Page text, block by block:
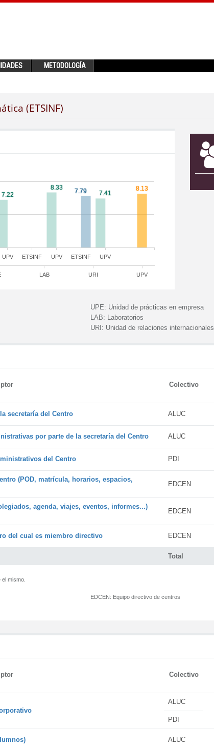
METODOLOGÍA
(ETSINF)
ETSINF ETSINF
UPV UPV UPV
LAB URI UPV
UPE: Unidad de prácticas en empresa
LAB: Laboratorios
URI: Unidad de relaciones internacionales
Colectivo
Total
secretaría del Centro ALUC
por parte de la secretaría del Centro ALUC
del Centro PDI
(POD, matrícula, horarios, espacios,
EDCEN
agenda, viajes, eventos, informes...)
EDCEN
del cual es miembro directivo EDCEN
mismo.
EDCEN: Equipo directivo de centros
Colectivo
ALUC
PDI
ALUC